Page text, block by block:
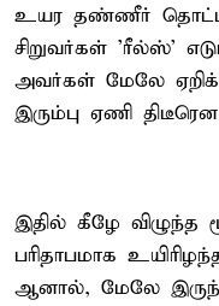
உயர தண்ணீர்
சிறுவர்கள் 'ரீல்ஸ்'
அவர்கள் மேலே
இரும்பு ஏணி
இதில் கீழே விழுந்த
பரிதாபமாக
ஆனால், மேலே